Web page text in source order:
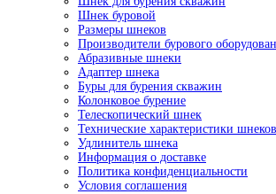
Шнек буровой
Размеры шнеков
Производители бурового
Абразивные шнеки
Адаптер шнека
Буры для бурения скважин
Колонковое бурение
Телескопический шнек
Технические характеристики шнеков
Удлинитель шнека
Информация о доставке
Политика конфиденциальности
Условия соглашения